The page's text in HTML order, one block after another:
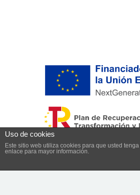
Uso de cookies
Este sitio web utiliza cookies para que usted
enlace para mayor información.